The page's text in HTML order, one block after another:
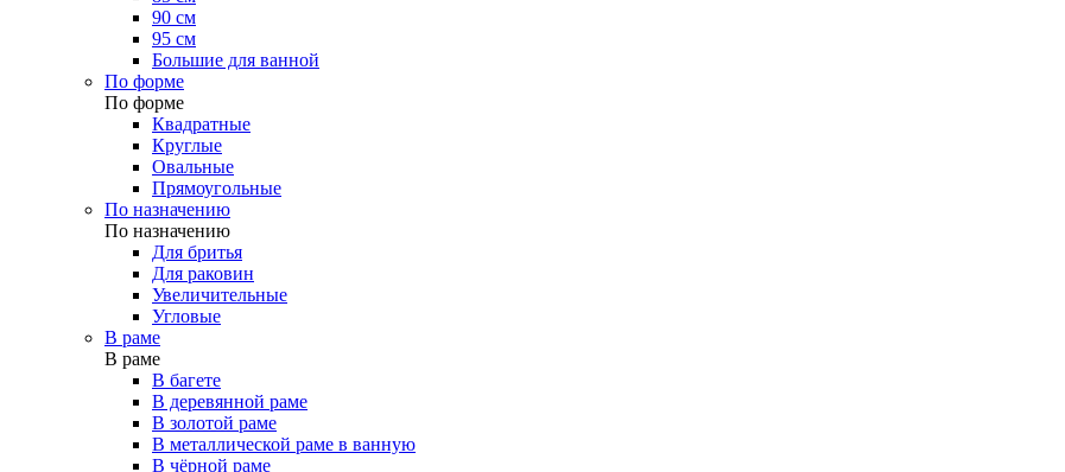
90 см
95 см
Большие для ванной
По форме
По форме
Квадратные
Круглые
Овальные
Прямоугольные
По назначению
По назначению
Для бритья
Для раковин
Увеличительные
Угловые
В раме
В раме
В багете
В деревянной раме
В золотой раме
В металлической раме в ванную
В чёрной раме